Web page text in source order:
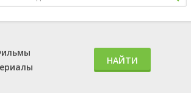
НАЙТИ